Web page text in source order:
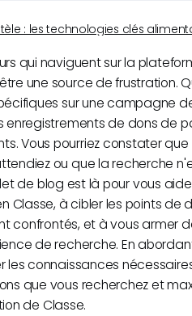
: les technologies clés
qui naviguent sur la
une source de frustration.
sur une campagne
de dons de
Vous pourriez constater
ou que la recherche
de blog est là pour vous
Classe, à cibler les points de
confrontés, et à vous armer
de recherche. En
connaissances
que vous recherchez et
de Classe.